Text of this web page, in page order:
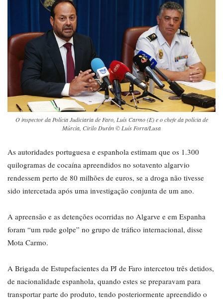
O inspector da Polícia Judiciaria de Faro, Luís Carmo (E) e o chefe da polícia de
Múrcia, Cirilo Durán © Luís Forra/Lusa
As autoridades portuguesa e espanhola estimam que os 1.300
quilogramas de cocaína apreendidos no sotavento algarvio
rendessem perto de 80 milhões de euros, se a droga não tivesse
sido intercetada após uma investigação conjunta de um ano.
A apreensão e as detenções ocorridas no Algarve e em Espanha
foram “um rude golpe” no grupo de tráfico internacional, disse
Mota Carmo.
A Brigada de Estupefacientes da PJ de Faro intercetou três detidos,
de nacionalidade espanhola, quando estes se preparavam para
transportar parte do produto, tendo posteriormente apreendido o